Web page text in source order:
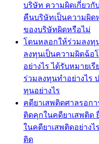
บริษัท ความผิดเกี่ยวกั
คืนบริษัทเป็นความผิด
ของบริษัทผิดหรือไม่
โดนหลอกให้ร่วมลงทุ
ลงทุนเป็นความผิดฉ้อ
อย่างไร ได้รับหมายเ
ร่วมลงทุนทำอย่างไร
ทุนอย่างไร
คดียาเสพติดศาลรอก
ติดคุกในคดียาเสพติด
ในคดียาเสพติดอย่าง
ติด